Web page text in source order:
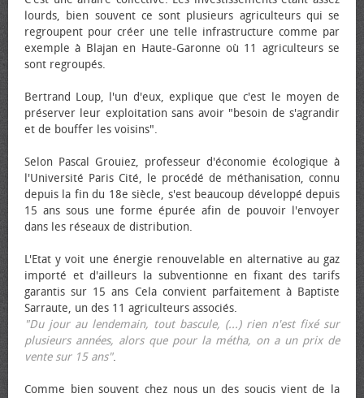
lourds, bien souvent ce sont plusieurs agriculteurs qui se
regroupent pour créer une telle infrastructure comme par
exemple à Blajan en Haute-Garonne où 11 agriculteurs se
sont regroupés.
Bertrand Loup, l'un d'eux, explique que c'est le moyen de
préserver leur exploitation sans avoir "besoin de s'agrandir
et de bouffer les voisins".
Selon Pascal Grouiez, professeur d'économie écologique à
l'Université Paris Cité, le procédé de méthanisation, connu
depuis la fin du 18e siècle, s'est beaucoup développé depuis
15 ans sous une forme épurée afin de pouvoir l'envoyer
dans les réseaux de distribution.
L'Etat y voit une énergie renouvelable en alternative au gaz
importé et d'ailleurs la subventionne en fixant des tarifs
garantis sur 15 ans Cela convient parfaitement à Baptiste
Sarraute, un des 11 agriculteurs associés.
"Du jour au lendemain, tout bascule, (...) rien n'est fixé sur
plusieurs années, alors que pour la métha, on a un prix de
vente sur 15 ans".
Comme bien souvent chez nous un des soucis vient de la